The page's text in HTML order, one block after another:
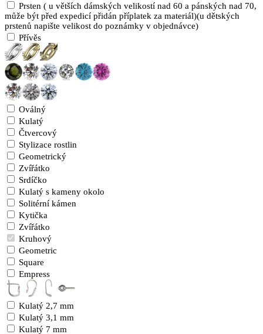
Prsten ( u větších dámských velikostí nad 60 a pánských nad 70,
může být před expedicí přidán příplatek za materiál)(u dětských
prstenů napište velikost do poznámky v objednávce)
Přívěs
Oválný
Kulatý
Čtvercový
Stylizace rostlin
Geometrický
Zvířátko
Srdíčko
Kulatý s kameny okolo
Solitérní kámen
Kytička
Zvířátko
Kruhový
Geometric
Square
Empress
Kulatý 2,7 mm
Kulatý 3,1 mm
Kulatý 7 mm